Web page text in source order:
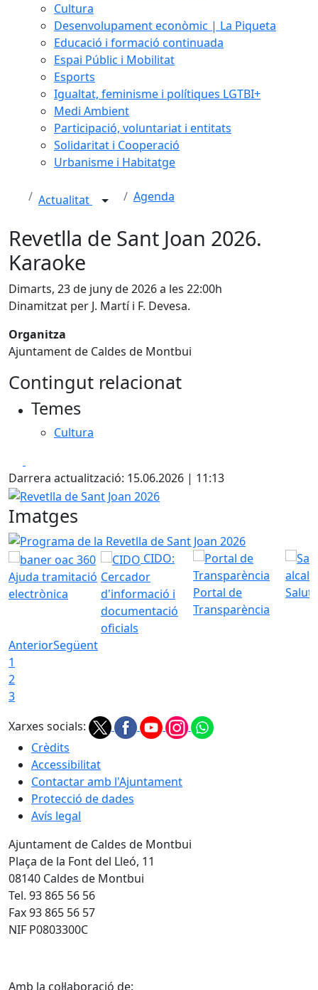
Cultura
Desenvolupament econòmic | La Piqueta
Educació i formació continuada
Espai Públic i Mobilitat
Esports
Igualtat, feminisme i polítiques LGTBI+
Medi Ambient
Participació, voluntariat i entitats
Solidaritat i Cooperació
Urbanisme i Habitatge
Actualitat Agenda
Revetlla de Sant Joan 2026.
Karaoke
Dimarts, 23 de juny de 2026 a les 22:00h
Dinamitzat per J. Martí i F. Devesa.
Organitza
Ajuntament de Caldes de Montbui
Contingut relacionat
Temes
Cultura
Darrera actualització: 15.06.2026 | 11:13
Revetlla de Sant Joan 2026
Imatges
Programa de la Revetlla de Sant Joan 2026
Ajuda tramitació
electrònica
CIDO:
Cercador
d'informació i
documentació
oficials
Portal de
Transparència
AnteriorSegüent
1
2
3
Xarxes socials:
Crèdits
Accessibilitat
Contactar amb l'Ajuntament
Protecció de dades
Avís legal
Ajuntament de Caldes de Montbui
Plaça de la Font del Lleó, 11
08140 Caldes de Montbui
Tel. 93 865 56 56
Fax 93 865 56 57
NIF P0803300C
Amb la col·laboració de: